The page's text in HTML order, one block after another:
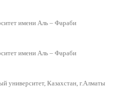
имени Аль – Фараби
имени Аль – Фараби
университет, Казахстан, г.Алматы